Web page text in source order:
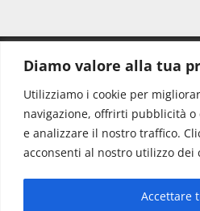
Diamo valore alla tua
Utilizziamo i cookie per
navigazione, offrirti pubblicità
e analizzare il nostro traffico.
acconsenti al nostro utilizzo dei
Accettare
Redazione:
Direttore:
Info & Commerciale: